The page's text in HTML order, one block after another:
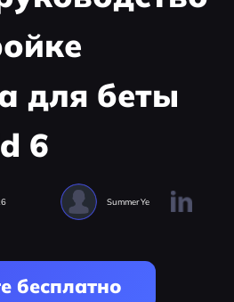
для беты
6
Summer Ye
бесплатно